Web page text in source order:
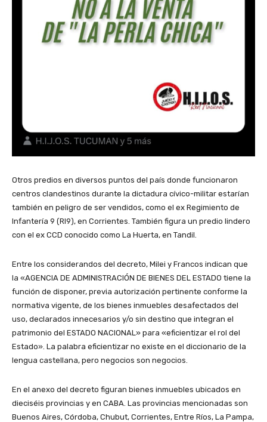
Otros predios en diversos puntos del país donde funcionaron
centros clandestinos durante la dictadura cívico-militar estarían
también en peligro de ser vendidos, como el ex Regimiento de
Infantería 9 (RI9), en Corrientes. También figura un predio lindero
con el ex CCD conocido como La Huerta, en Tandil.
Entre los considerandos del decreto, Milei y Francos indican que
la «AGENCIA DE ADMINISTRACIÓN DE BIENES DEL ESTADO tiene la
función de disponer, previa autorización pertinente conforme la
normativa vigente, de los bienes inmuebles desafectados del
uso, declarados innecesarios y/o sin destino que integran el
patrimonio del ESTADO NACIONAL» para «eficientizar el rol del
Estado». La palabra eficientizar no existe en el diccionario de la
lengua castellana, pero negocios son negocios.
En el anexo del decreto figuran bienes inmuebles ubicados en
dieciséis provincias y en CABA. Las provincias mencionadas son
Buenos Aires, Córdoba, Chubut, Corrientes, Entre Ríos, La Pampa,